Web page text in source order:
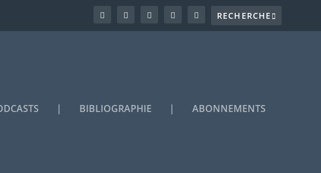
| BIBLIOGRAPHIE | ABONNEMENTS